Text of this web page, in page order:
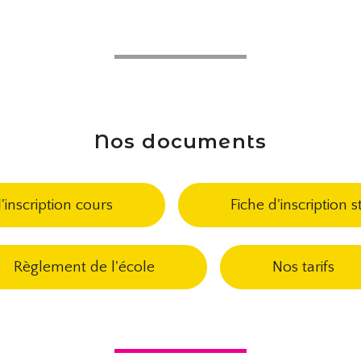
Nos documents
cours Fiche d'inscription
Règlement de l'école Nos tarifs